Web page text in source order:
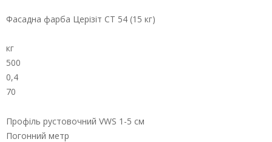
Фасадна фарба Церізіт СТ 54 (15 кг)
кг
500
0,4
70
Профіль рустовочний VWS 1-5 см
Погонний метр